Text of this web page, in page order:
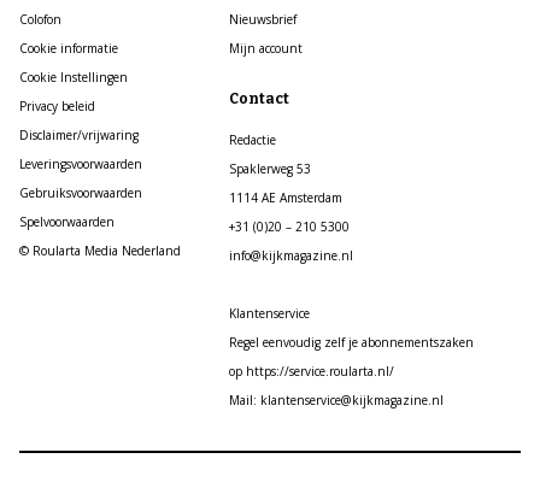
Colofon
Cookie informatie
Cookie Instellingen
Privacy beleid
Disclaimer/vrijwaring
Leveringsvoorwaarden
Gebruiksvoorwaarden
Spelvoorwaarden
© Roularta Media Nederland
Nieuwsbrief
Mijn account
Contact
Redactie
Spaklerweg 53
1114 AE Amsterdam
+31 (0)20 – 210 5300
info@kijkmagazine.nl
Klantenservice
Regel eenvoudig zelf je abonnementszaken
op https://service.roularta.nl/
Mail: klantenservice@kijkmagazine.nl